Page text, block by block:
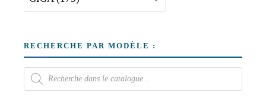
RECHERCHE PAR MODÈLE :